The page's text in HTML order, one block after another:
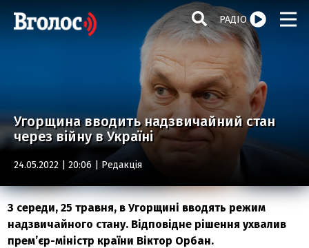
РАДІО
Угорщина вводить надзвичайний стан
через війну в Україні
24.05.2022 | 20:06 | Редакція
З середи, 25 травня, в Угорщині вводять режим
надзвичайного стану. Відповідне рішення ухвалив
прем’єр-міністр країни Віктор Орбан.